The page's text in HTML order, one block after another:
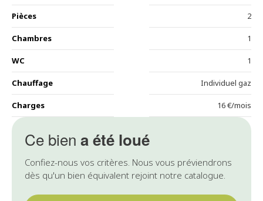
Ce bien a été loué
Confiez-nous vos critères. Nous vous préviendrons
dès qu'un bien équivalent rejoint notre catalogue.
Pièces 2
Chambres 1
WC 1
Chauffage Individuel gaz
Charges 16 €/mois